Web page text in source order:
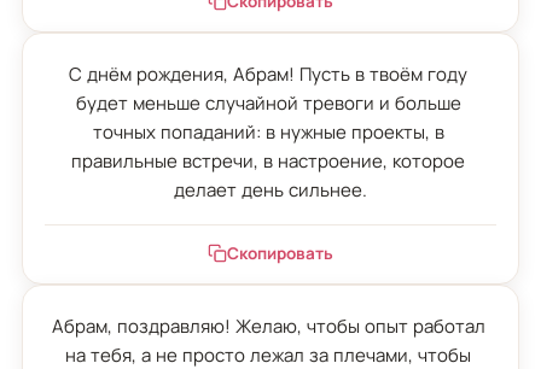
С днём рождения, Абрам! Пусть в твоём году
будет меньше случайной тревоги и больше
точных попаданий: в нужные проекты, в
правильные встречи, в настроение, которое
делает день сильнее.
Скопировать
Абрам, поздравляю! Желаю, чтобы опыт работал
на тебя, а не просто лежал за плечами, чтобы